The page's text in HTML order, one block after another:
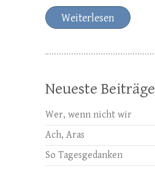
Weiterlesen
Neueste Beiträge
Wer, wenn nicht wir
Ach, Aras
So Tagesgedanken